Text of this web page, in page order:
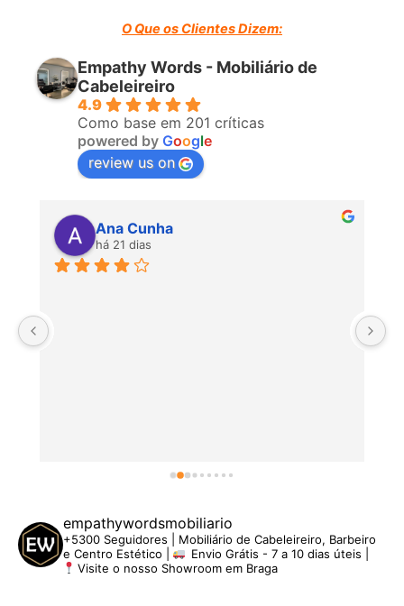
O Que os Clientes Dizem:
Empathy Words - Mobiliário de
Cabeleireiro
4.9
Como base em 201 críticas
powered by Google
review us on
Ana Cunha
há 21 dias
empathywordsmobiliario
+5300 Seguidores | Mobiliário de Cabeleireiro, Barbeiro
e Centro Estético |
Envio Grátis - 7 a 10 dias úteis |
Visite o nosso Showroom em Braga